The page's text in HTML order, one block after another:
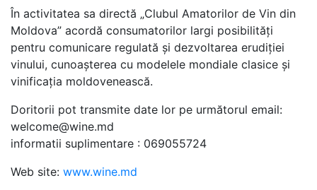
În activitatea sa directă „Clubul Amatorilor de Vin din
Moldova” acordă consumatorilor largi posibilităţi
pentru comunicare regulată şi dezvoltarea erudiţiei
vinului, cunoaşterea cu modelele mondiale clasice şi
vinificaţia moldovenească.
Doritorii pot transmite date lor pe următorul email:
welcome@wine.md
informatii suplimentare : 069055724
Web site: www.wine.md